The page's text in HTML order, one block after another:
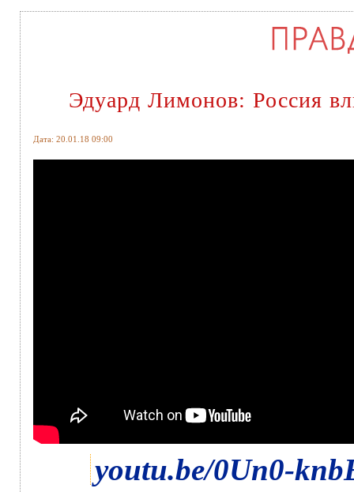
Эдуард Лимонов: Россия
Дата: 20.01.18 09:00
youtu.be/0Un0-